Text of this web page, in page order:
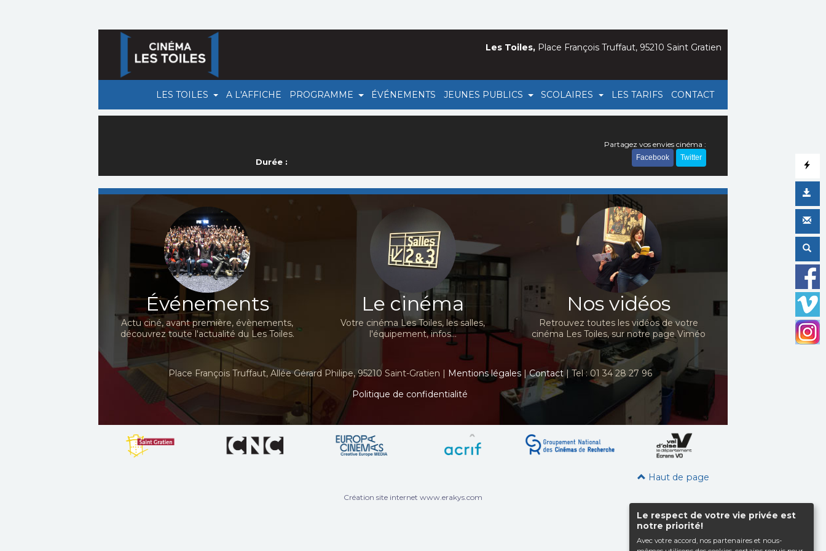
Le respect de votre vie privée est
notre priorité!
Avec votre accord, nos partenaires et nous-
LES TOILES A L'AFFICHE PROGRAMME ÉVÉNEMENTS JEUNES PUBLICS SCOLAIRES LES TARIFS CONTACT
Les Toiles, Place François Truffaut, 95210 Saint Gratien
Durée :
Partagez vos envies cinéma :
Facebook Twitter
Événements
Actu ciné, avant première, évènements,
découvrez toute l'actualité du Les Toiles.
Le cinéma
Votre cinéma Les Toiles, les salles,
l'équipement, infos...
Nos vidéos
Retrouvez toutes les vidéos de votre
cinéma Les Toiles, sur notre page Viméo
Place François Truffaut, Allée Gérard Philipe, 95210 Saint-Gratien | Mentions légales|Contact| Tel : 01 34 28 27 96
Politique de confidentialité
Haut de page
Création site internet www.erakys.com